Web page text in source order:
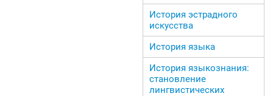
История эстрадного
искусства
История языка
История языкознания:
становление
лингвистических